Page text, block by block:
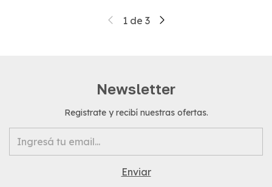
1 de 3
Newsletter
Registrate y recibí nuestras ofertas.